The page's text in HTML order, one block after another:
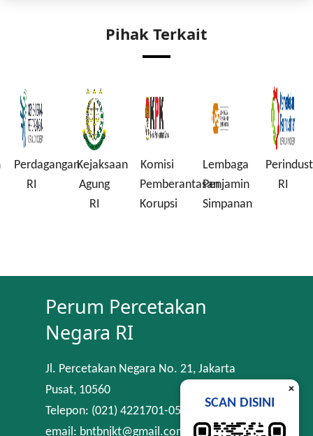
Pihak Terkait
Perdagangan
RI
Kejaksaan
Agung
RI
Komisi
Pemberantasan
Korupsi
Lembaga
Penjamin
Simpanan
RI
Perum Percetakan
Negara RI
Jl. Percetakan Negara No. 21, Jakarta
Pusat, 10560
Telepon: (021) 4221701-05
email: bntbnjkt@gmail.com
×
SCAN DISINI